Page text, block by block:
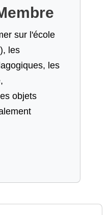
sur l'école
les
les
objets